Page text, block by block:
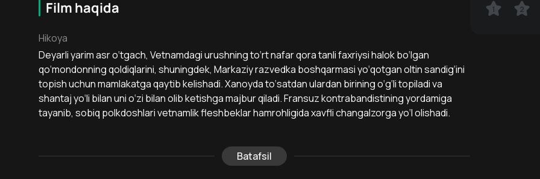
Film haqida
Hikoya
Deyarli yarim asr o‘tgach, Vetnamdagi urushning to‘rt nafar qora tanli faxriysi halok bo‘lgan
qo‘mondonning qoldiqlarini, shuningdek, Markaziy razvedka boshqarmasi yo‘qotgan oltin sandig‘ini
topish uchun mamlakatga qaytib kelishadi. Xanoyda to‘satdan ulardan birining o‘g‘li topiladi va
shantaj yo‘li bilan uni o‘zi bilan olib ketishga majbur qiladi. Fransuz kontrabandistining yordamiga
tayanib, sobiq polkdoshlari vetnamlik fleshbeklar hamrohligida xavfli changalzorga yo‘l olishadi.
Batafsil
1 2
1 2